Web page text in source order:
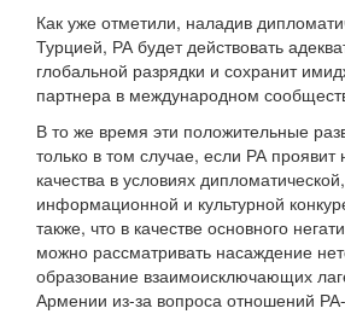
Как уже отметили, наладив
Турцией, РА будет действовать
глобальной разрядки и сохранит
партнера в международном
В то же время эти положительные
только в том случае, если РА
качества в условиях
информационной и культурной
также, что в качестве основного
можно рассматривать насаждение
образование взаимоисключающих
Армении из-за вопроса отношений